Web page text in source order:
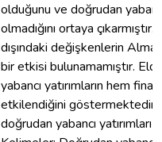
olduğunu ve doğrudan
olmadığını ortaya
dışındaki değişkenlerin
bir etkisi bulunamamıştır.
yabancı yatırımların hem
etkilendiğini göstermektedir.
doğrudan yabancı